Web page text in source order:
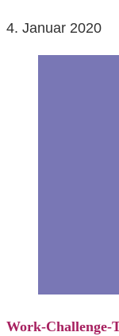
4. Januar 2020
Work-Challenge-